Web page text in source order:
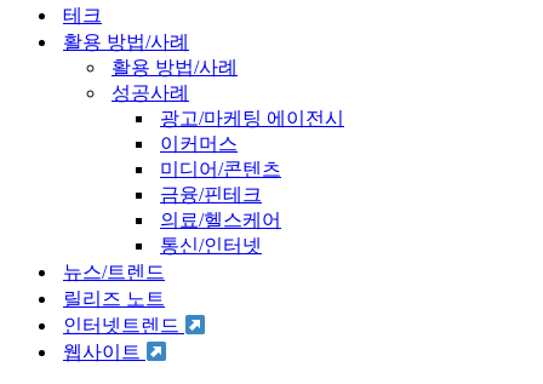
테크
활용 방법/사례
활용 방법/사례
성공사례
광고/마케팅 에이전시
이커머스
미디어/콘텐츠
금융/핀테크
의료/헬스케어
통신/인터넷
뉴스/트렌드
릴리즈 노트
인터넷트렌드
웹사이트